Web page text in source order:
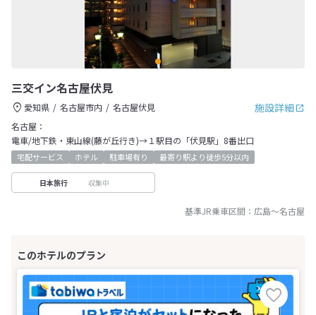
三交イン名古屋伏見
施設詳細
愛知県 名古屋市内
名古屋伏見
名古屋：
電車/地下鉄・東山線(藤が丘行き)→１駅目の「伏見駅」8番出口
宅配サービス ホテル 駐車場有り 最寄り駅より徒歩5分以内
日本旅行 収集中
基準JR乗車区間： 広島～名古屋